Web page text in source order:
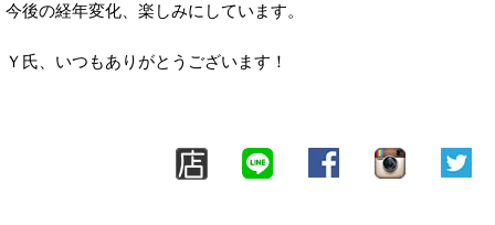
今後の経年変化、楽しみにしています。
Ｙ氏、いつもありがとうございます！